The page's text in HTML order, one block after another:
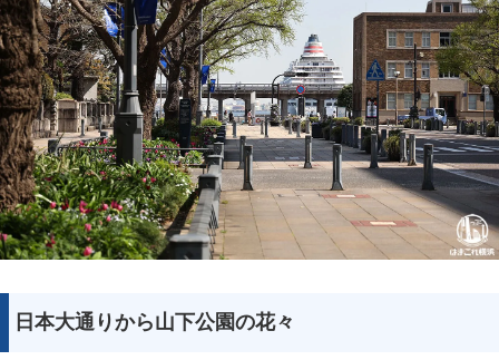
日本大通りから山下公園の花々